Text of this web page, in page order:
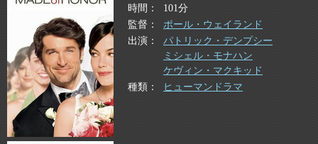
時間
101分
監督
ポール・ウェイランド
出演
パトリック・デンプシー
ミシェル・モナハン
ケヴィン・マクキッド
種類
ヒューマンドラマ